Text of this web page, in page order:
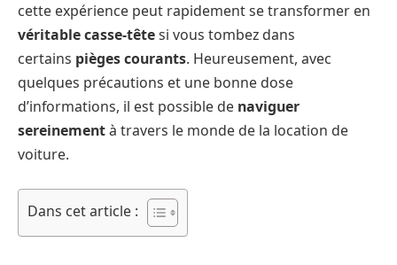
cette expérience peut rapidement se transformer en
véritable casse-têtesi vous tombez dans
certains pièges courants. Heureusement, avec
quelques précautions et une bonne dose
d’informations, il est possible de naviguer
sereinementà travers le monde de la location de
voiture.
Dans cet article :